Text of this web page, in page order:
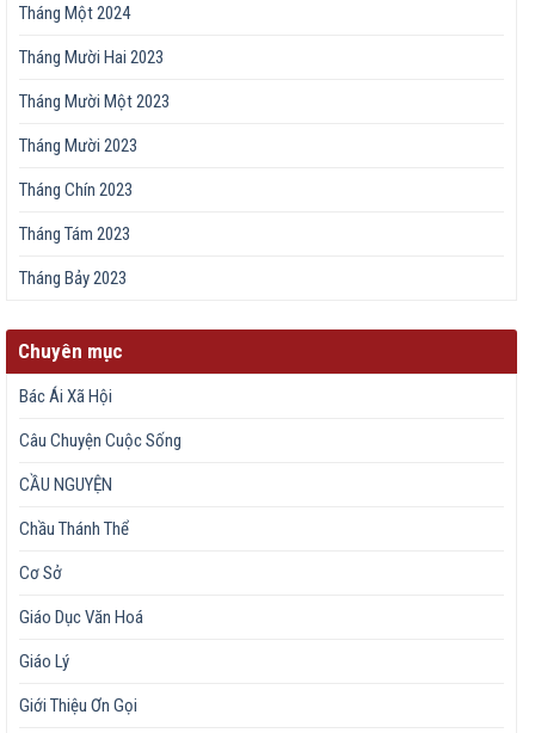
Tháng Một 2024
Tháng Mười Hai 2023
Tháng Mười Một 2023
Tháng Mười 2023
Tháng Chín 2023
Tháng Tám 2023
Tháng Bảy 2023
Chuyên mục
Bác Ái Xã Hội
Câu Chuyện Cuộc Sống
CẦU NGUYỆN
Chầu Thánh Thể
Cơ Sở
Giáo Dục Văn Hoá
Giáo Lý
Giới Thiệu Ơn Gọi